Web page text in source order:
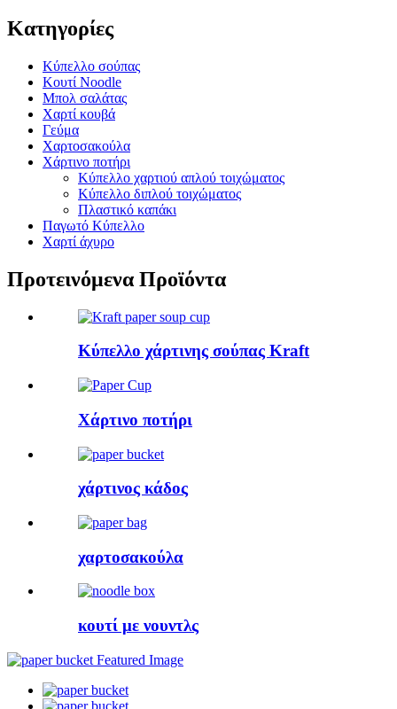
Κατηγορίες
Κύπελλο σούπας
Κουτί Noodle
Μπολ σαλάτας
Χαρτί κουβά
Γεύμα
Χαρτοσακούλα
Χάρτινο ποτήρι
Κύπελλο χαρτιού απλού τοιχώματος
Κύπελλο διπλού τοιχώματος
Πλαστικό καπάκι
Παγωτό Κύπελλο
Χαρτί άχυρο
Προτεινόμενα Προϊόντα
Κύπελλο χάρτινης σούπας Kraft
Χάρτινο ποτήρι
χάρτινος κάδος
χαρτοσακούλα
κουτί με νουντλς